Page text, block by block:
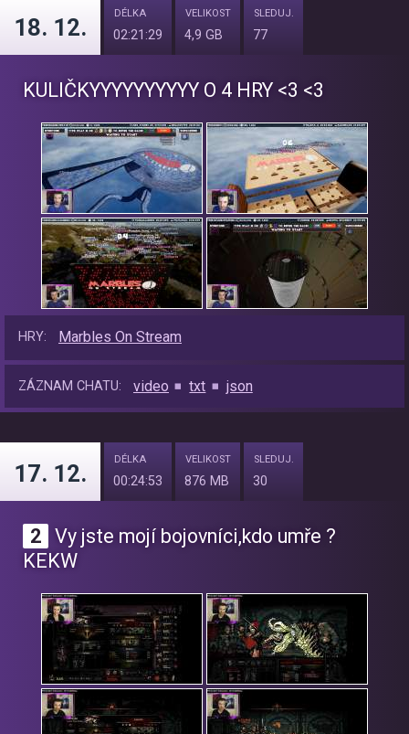
18. 12.
DÉLKA
02:21:29
VELIKOST
4,9 GB
SLEDUJ.
77
KULIČKYYYYYYYYYY O 4 HRY <3 <3
HRY: Marbles On Stream
ZÁZNAM CHATU: video txt json
17. 12.
DÉLKA
00:24:53
VELIKOST
876 MB
SLEDUJ.
30
2 Vy jste mojí bojovníci,kdo umře ?
KEKW